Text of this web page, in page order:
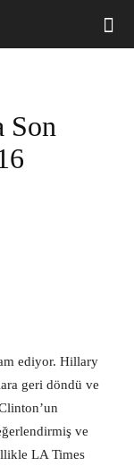
Son
ediyor. Hillary
geri döndü ve
ve
LA Times